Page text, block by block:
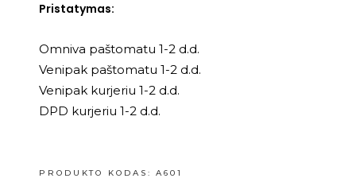
Pristatymas:
Omniva paštomatu 1-2 d.d.
Venipak paštomatu 1-2 d.d.
Venipak kurjeriu 1-2 d.d.
DPD kurjeriu 1-2 d.d.
PRODUKTO KODAS:A601